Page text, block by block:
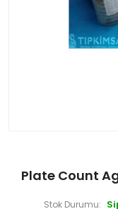
Plate Count
Stok Durumu: